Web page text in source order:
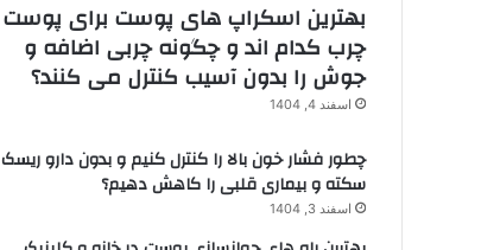
بهترین اسکراپ های پوست برای پوست
چرب کدام اند و چگونه چربی اضافه و
جوش را بدون آسیب کنترل می کنند؟
اسفند 4, 1404
چطور فشار خون بالا را کنترل کنیم و بدون دارو ریسک
سکته و بیماری قلبی را کاهش دهیم؟
اسفند 3, 1404